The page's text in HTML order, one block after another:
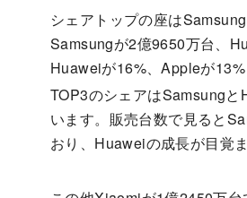
シェアトップの座は
Samsungが2億9650万台、
Huaweiが16%、Appleが13%
TOP3のシェアはSamsung
います。販売台数で見ると
おり、Huaweiの成長が目覚ま